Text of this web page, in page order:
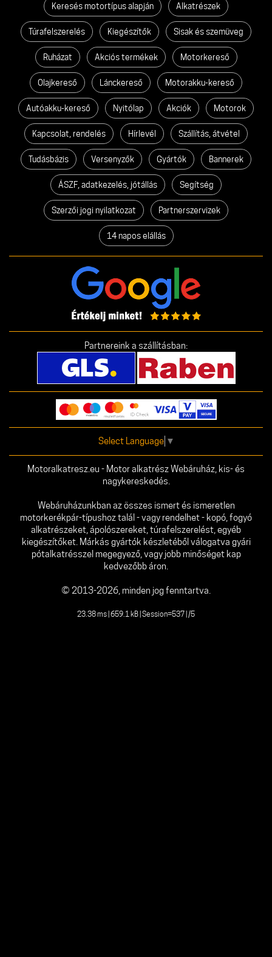
Keresés motortípus alapján Alkatrészek
Túrafelszerelés Kiegészítők Sisak és szemüveg
Ruházat Akciós termékek Motorkereső
Olajkereső Lánckereső Motorakku-kereső
Autóakku-kereső Nyitólap Akciók Motorok
Kapcsolat, rendelés Hírlevél Szállítás, átvétel
Tudásbázis Versenyzők Gyártók Bannerek
ÁSZF, adatkezelés, jótállás Segítség
Szerzői jogi nyilatkozat Partnerszervizek
14 napos elállás
Partnereink a szállításban:
Select Language ▼
Motoralkatresz.eu - Motor alkatrész Webáruház, kis- és
nagykereskedés.
Webáruházunkban az összes ismert és ismeretlen
motorkerékpár-típushoz talál - vagy rendelhet - kopó, fogyó
alkatrészeket, ápolószereket, túrafelszerelést, egyéb
kiegészítőket. Márkás gyártók készletéből válogatva gyári
pótalkatrésszel megegyező, vagy jobb minőséget kap
kedvezőbb áron.
© 2013-2026, minden jog fenntartva.
23.38 ms | 659.1 kB | Session=537 | /5